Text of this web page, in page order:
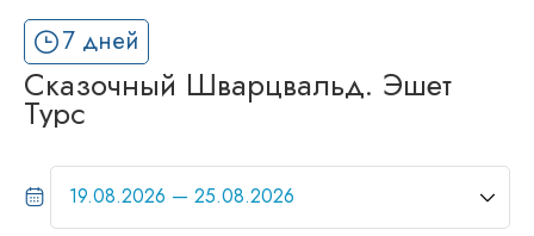
7 дней
Сказочный Шварцвальд. Эшет
Турс